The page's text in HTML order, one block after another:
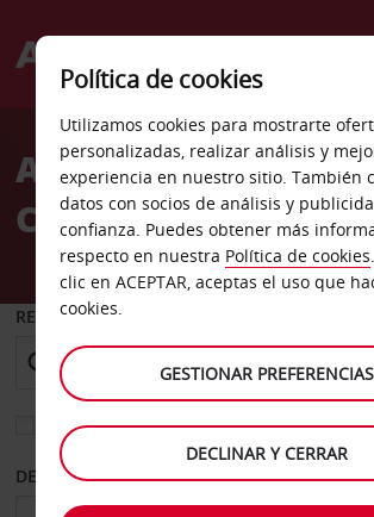
Welcome
AvisAlquiler de coches
Canakkale centro
RECOGER EN
Elegir otra oficina de devolución
DESDE HASTA
Política de cookies
Utilizamos cookies para mostrarte
personalizadas, realizar análisis y
experiencia en nuestro sitio. También
datos con socios de análisis y
confianza. Puedes obtener más
respecto en nuestra Política de cookies
clic en ACEPTAR, aceptas el uso que
cookies.
GESTIONAR PREFERENCIAS
DECLINAR Y CERRAR